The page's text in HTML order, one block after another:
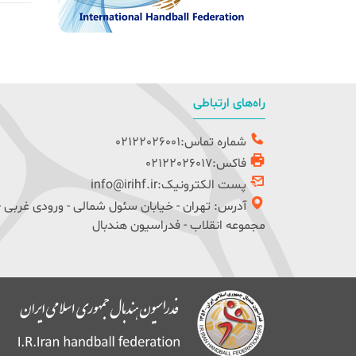
راه‌های ارتباطی
شماره تماس:02122026001
فاکس:02122026017
پست الکترونیک:info@irihf.ir
آدرس: تهران - خیابان سئول شمالی - ورودی غربی
مجموعه انقلاب - فدراسیون هندبال